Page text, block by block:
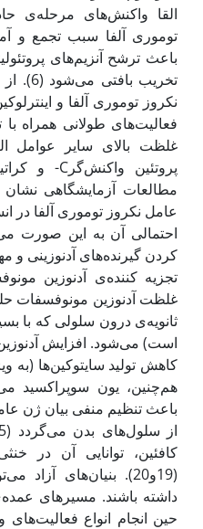
القا واکنش‌های مرحله‌ی
‌توموری ‌آلفا سبب تجمع و
باعث ترشح آنزیم‌های
تخریب
‌نکروز‌ توموری ‌آلفا و
فعالیت‌های طولانی همراه
غلظت بالای سایر عوامل
مطالعات آزمایشگاهی نشان
عامل ‌نکروز‌ توموری‌ آلفا در
احتمالی آن به این صورت
کردن گیرنده‌های آدنوزینی و
تجزیه کننده‌ی آدنوزین
غلظت آدنوزین ‌مونوفسفات
ثانویه‌ی درون سلولی که با
است) می‌شود. افزایش
کاهش تولید سایتوکین‌ها (به
باعث تنظیم منفی بیان ژن
کافئین، توانایی آن در
(19و20). بنیان‌های
داشته باشند. مسیرهای
حین انجام انواع